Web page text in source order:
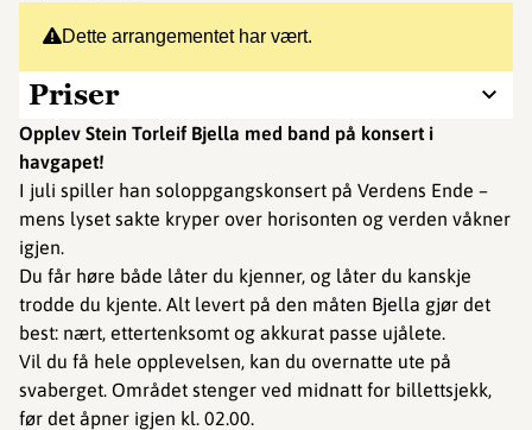
Dette arrangementet har vært.
Priser
Opplev Stein Torleif Bjella med band på konsert i
havgapet!
I juli spiller han soloppgangskonsert på Verdens Ende –
mens lyset sakte kryper over horisonten og verden våkner
igjen.
Du får høre både låter du kjenner, og låter du kanskje
trodde du kjente. Alt levert på den måten Bjella gjør det
best: nært, ettertenksomt og akkurat passe ujålete.
Vil du få hele opplevelsen, kan du overnatte ute på
svaberget. Området stenger ved midnatt for billettsjekk,
før det åpner igjen kl. 02.00.